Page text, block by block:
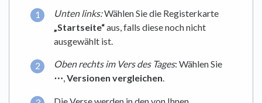
Unten links:Wählen Sie die Registerkarte
„Startseite“aus, falls diese noch nicht
ausgewählt ist.
Oben rechts im Vers des Tages: Wählen Sie
⋯,Versionen vergleichen.